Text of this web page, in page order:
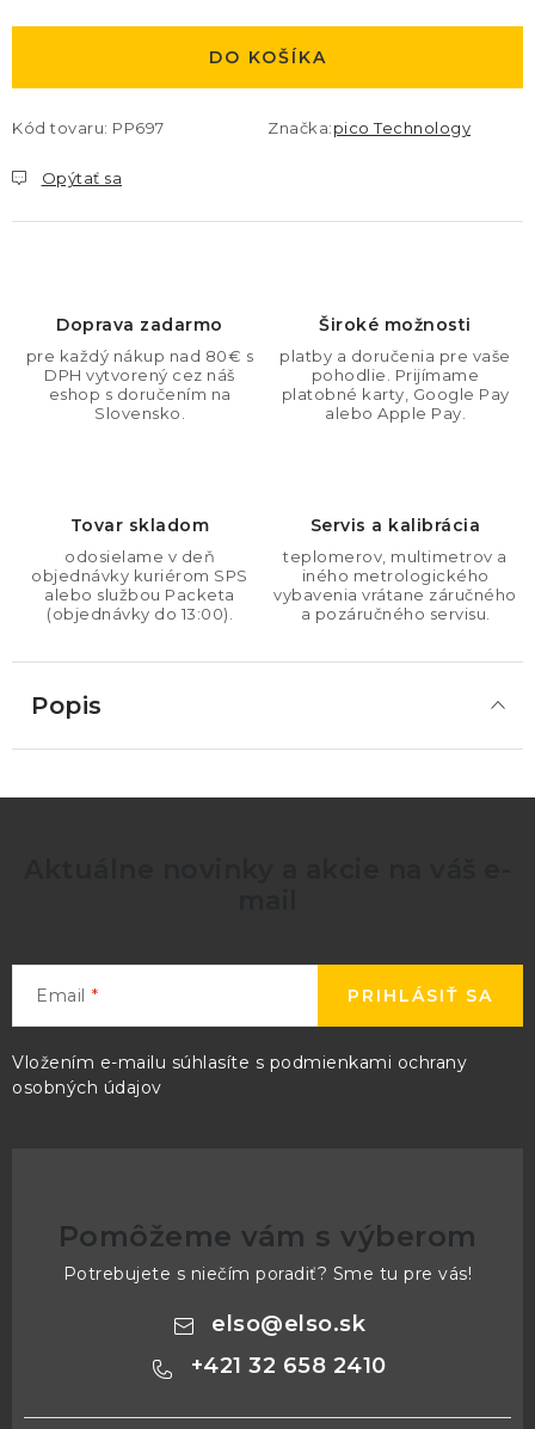
DO KOŠÍKA
Kód tovaru: PP697 Značka:pico Technology
Opýtať sa
Doprava zadarmo
pre každý nákup nad 80€ s
DPH vytvorený cez náš
eshop s doručením na
Slovensko.
Široké možnosti
platby a doručenia pre vaše
pohodlie. Prijímame
platobné karty, Google Pay
alebo Apple Pay.
Tovar skladom
odosielame v deň
objednávky kuriérom SPS
alebo službou Packeta
(objednávky do 13:00).
Servis a kalibrácia
teplomerov, multimetrov a
iného metrologického
vybavenia vrátane záručného
a pozáručného servisu.
Popis
Email
Vložením e-mailu súhlasíte s podmienkami ochrany
osobných údajov
PRIHLÁSIŤ SA
Pomôžeme vám s výberom
Potrebujete s niečím poradiť? Sme tu pre vás!
elso@elso.sk
+421 32 658 2410